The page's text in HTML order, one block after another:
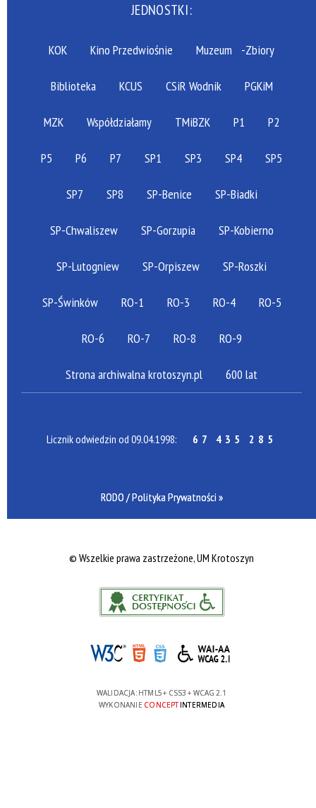
JEDNOSTKI:
KOK Kino Przedwiośnie Muzeum -Zbiory
Biblioteka KCUS CSiR Wodnik PGKiM
MZK Współdziałamy TMiBZK P1 P2
P5 P6 P7 SP1 SP3 SP4 SP5
SP7 SP8 SP-Benice SP-Biadki
SP-Chwaliszew SP-Gorzupia SP-Kobierno
SP-Lutogniew SP-Orpiszew SP-Roszki
SP-Świnków RO-1 RO-3 RO-4 RO-5
RO-6 RO-7 RO-8 RO-9
Strona archiwalna krotoszyn.pl 600 lat
Licznik odwiedzin od 09.04.1998: 67 435 285
RODO / Polityka Prywatności »
© Wszelkie prawa zastrzeżone, UM Krotoszyn
WALIDACJA: HTML5+ CSS3 + WCAG 2.1
WYKONANIE CONCEPTINTERMEDIA